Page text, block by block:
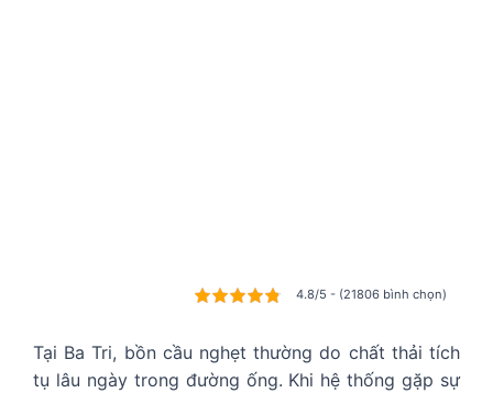
4.8/5 - (21806 bình chọn)
Tại Ba Tri, bồn cầu nghẹt thường do chất thải tích
tụ lâu ngày trong đường ống. Khi hệ thống gặp sự